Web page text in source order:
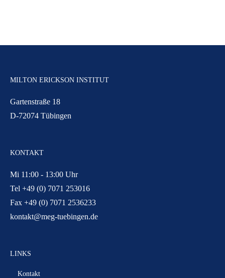
MILTON ERICKSON INSTITUT
Gartenstraße 18
D-72074 Tübingen
KONTAKT
Mi 11:00 - 13:00 Uhr
Tel +49 (0) 7071 253016
Fax +49 (0) 7071 2536233
kontakt@meg-tuebingen.de
LINKS
Kontakt